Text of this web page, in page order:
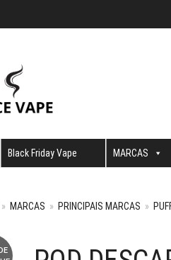
Black Friday Vape MARCAS
» MARCAS » PRINCIPAIS MARCAS »